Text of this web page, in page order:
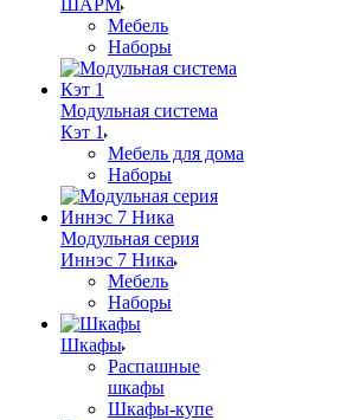
ШАРМ
Мебель
Наборы
Модульная система
Кэт 1
Мебель для дома
Наборы
Модульная серия
Иннэс 7 Ника
Мебель
Наборы
Шкафы
Распашные
шкафы
Шкафы-купе